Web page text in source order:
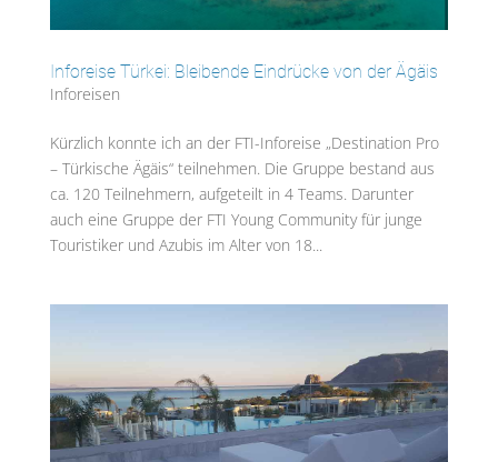
Inforeise Türkei: Bleibende Eindrücke von der Ägäis
Inforeisen
Kürzlich konnte ich an der FTI-Inforeise „Destination Pro
– Türkische Ägäis“ teilnehmen. Die Gruppe bestand aus
ca. 120 Teilnehmern, aufgeteilt in 4 Teams. Darunter
auch eine Gruppe der FTI Young Community für junge
Touristiker und Azubis im Alter von 18...